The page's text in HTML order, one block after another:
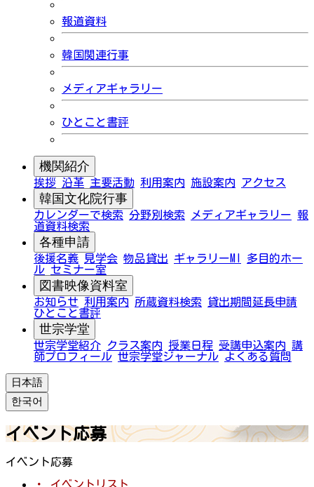
報道資料
韓国関連行事
メディアギャラリー
ひとこと書評
機関紹介
挨拶 沿革 主要活動 利用案内 施設案内 アクセス
韓国文化院行事
カレンダーで検索 分野別検索 メディアギャラリー 報
道資料検索
各種申請
後援名義 見学会 物品貸出 ギャラリーMI
多目的ホー
ル セミナー室
図書映像資料室
お知らせ 利用案内 所蔵資料検索
貸出期間延長申請
ひとこと書評
世宗学堂
世宗学堂紹介 クラス案内 授業日程 受講申込案内 講
師プロフィール 世宗学堂ジャーナル よくある質問
日本語
한국어
イベント応募
イベント応募
・ イベントリスト